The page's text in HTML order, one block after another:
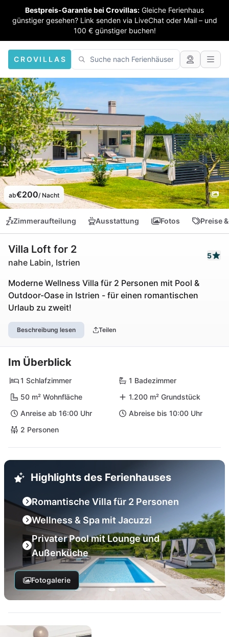
Bestpreis-Garantie bei Crovillas: Gleiche Ferienhaus
günstiger gesehen? Link senden via LiveChat oder Mail – und
100 € günstiger buchen!
CROVILLAS
ab€200/ Nacht
Zimmeraufteilung Ausstattung Fotos Preise
Villa Loft for 2
nahe Labin, Istrien
5
Moderne Wellness Villa für 2 Personen mit Pool &
Outdoor-Oase in Istrien - für einen romantischen
Urlaub zu zweit!
Beschreibung lesen Teilen
Im Überblick
1 Schlafzimmer
1 Badezimmer
50 m² Wohnfläche
1.200 m² Grundstück
Anreise ab 16:00 Uhr
Abreise bis 10:00 Uhr
2 Personen
Highlights des Ferienhauses
Romantische Villa für 2 Personen
Wellness & Spa mit Jacuzzi
Privater Pool mit Lounge und
Außenküche
Fotogalerie